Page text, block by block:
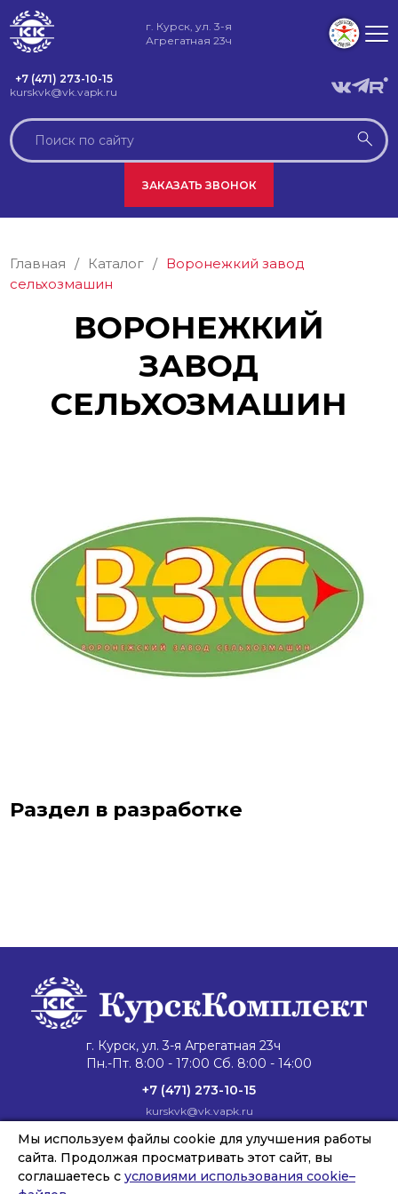
г. Курск, ул. 3-я
Агрегатная 23ч
+7 (471) 273-10-15
kurskvk@vk.vapk.ru
ЗАКАЗАТЬ ЗВОНОК
Главная / Каталог / Воронежкий завод
сельхозмашин
ВОРОНЕЖКИЙ
ЗАВОД
СЕЛЬХОЗМАШИН
Раздел в разработке
г. Курск, ул. 3-я Агрегатная 23ч
Пн.-Пт. 8:00 - 17:00 Сб. 8:00 - 14:00
+7 (471) 273-10-15
kurskvk@vk.vapk.ru
ГлавнаяКаталог техники Запасные части
Сервис и ремонтЛизинг и кредитФилиалыО компании
НовостиКонтакты
Мы используем файлы cookie для улучшения работы
сайта. Продолжая просматривать этот сайт, вы
соглашаетесь с условиями использования cookie–